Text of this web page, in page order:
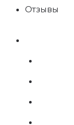
Отзывы